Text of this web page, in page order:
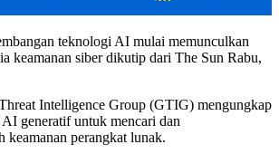
teknologi AI mulai memunculkan
keamanan siber dikutip dari The Sun Rabu,
Intelligence Group (GTIG) mengungkap
generatif untuk mencari dan
keamanan perangkat lunak.